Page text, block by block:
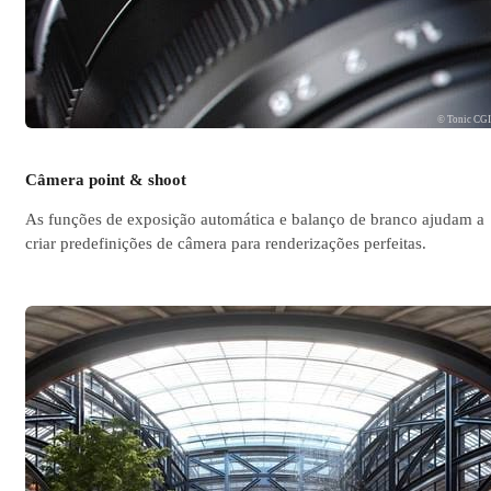
© Tonic CGI
Câmera point & shoot
As funções de exposição automática e balanço de branco ajudam a
criar predefinições de câmera para renderizações perfeitas.